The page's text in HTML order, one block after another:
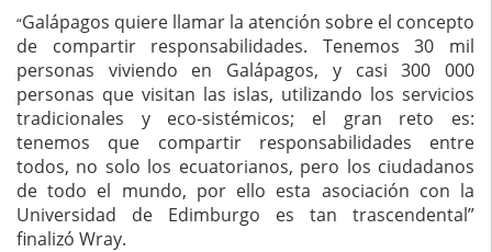
“Galápagos quiere llamar la atención sobre el concepto
de compartir responsabilidades. Tenemos 30 mil
personas viviendo en Galápagos, y casi 300 000
personas que visitan las islas, utilizando los servicios
tradicionales y eco-sistémicos; el gran reto es:
tenemos que compartir responsabilidades entre
todos, no solo los ecuatorianos, pero los ciudadanos
de todo el mundo, por ello esta asociación con la
Universidad de Edimburgo es tan trascendental”
finalizó Wray.